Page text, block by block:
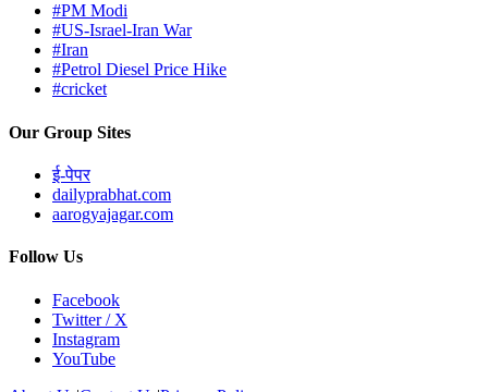
#PM Modi
#US-Israel-Iran War
#Iran
#Petrol Diesel Price Hike
#cricket
Our Group Sites
ई-पेपर
dailyprabhat.com
aarogyajagar.com
Follow Us
Facebook
Twitter / X
Instagram
YouTube